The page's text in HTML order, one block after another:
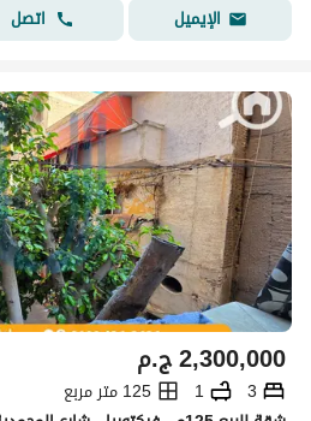
الإيميل
اتصل
ج.م2,300,000
3
1
125 متر مربع